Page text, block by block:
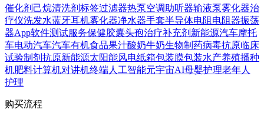
催化剂 己烷清洗剂 标签过滤器热泵空调 助听器输液泵雾化器治
疗仪洗发水蓝牙耳机雾化器净水器手套半导体电阻 电阻器振荡
器App软件测试服务保健胶囊头孢治疗补充剂 新能源汽车摩托
车电动汽车汽车有机食品果汁酸奶牛奶生物制药病毒抗原临床
试验制剂 抗原新能源太阳能风电纸箱包装膜包装水产养殖播种
机肥料计算机对讲机终端人工智能元宇宙AI母婴护理老年人
护理
购买流程